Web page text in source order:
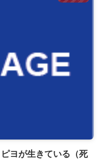
ヨが生きている（死